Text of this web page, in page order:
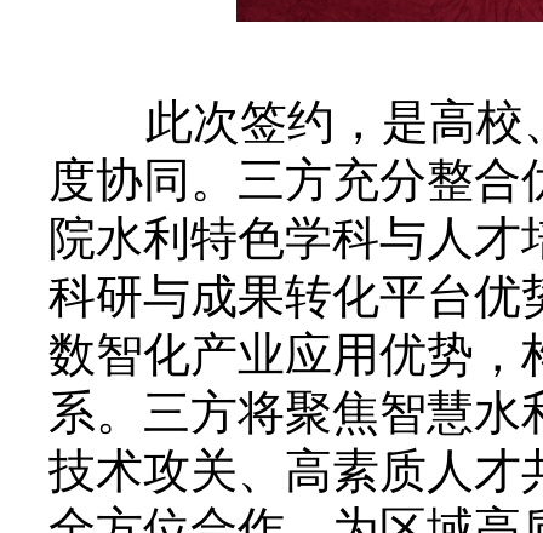
此次签约，是高校
度协同。三方充分整
院水利特色学科与人才
科研与成果转化平台
数智化产业应用优势，
系。三方将聚焦智慧
技术攻关、高素质人